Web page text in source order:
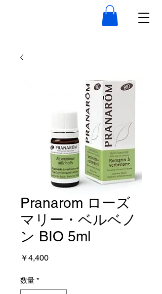
Pranarom ローズ
マリー・ベルベノ
ン BIO 5ml
￥4,400価
数量 *